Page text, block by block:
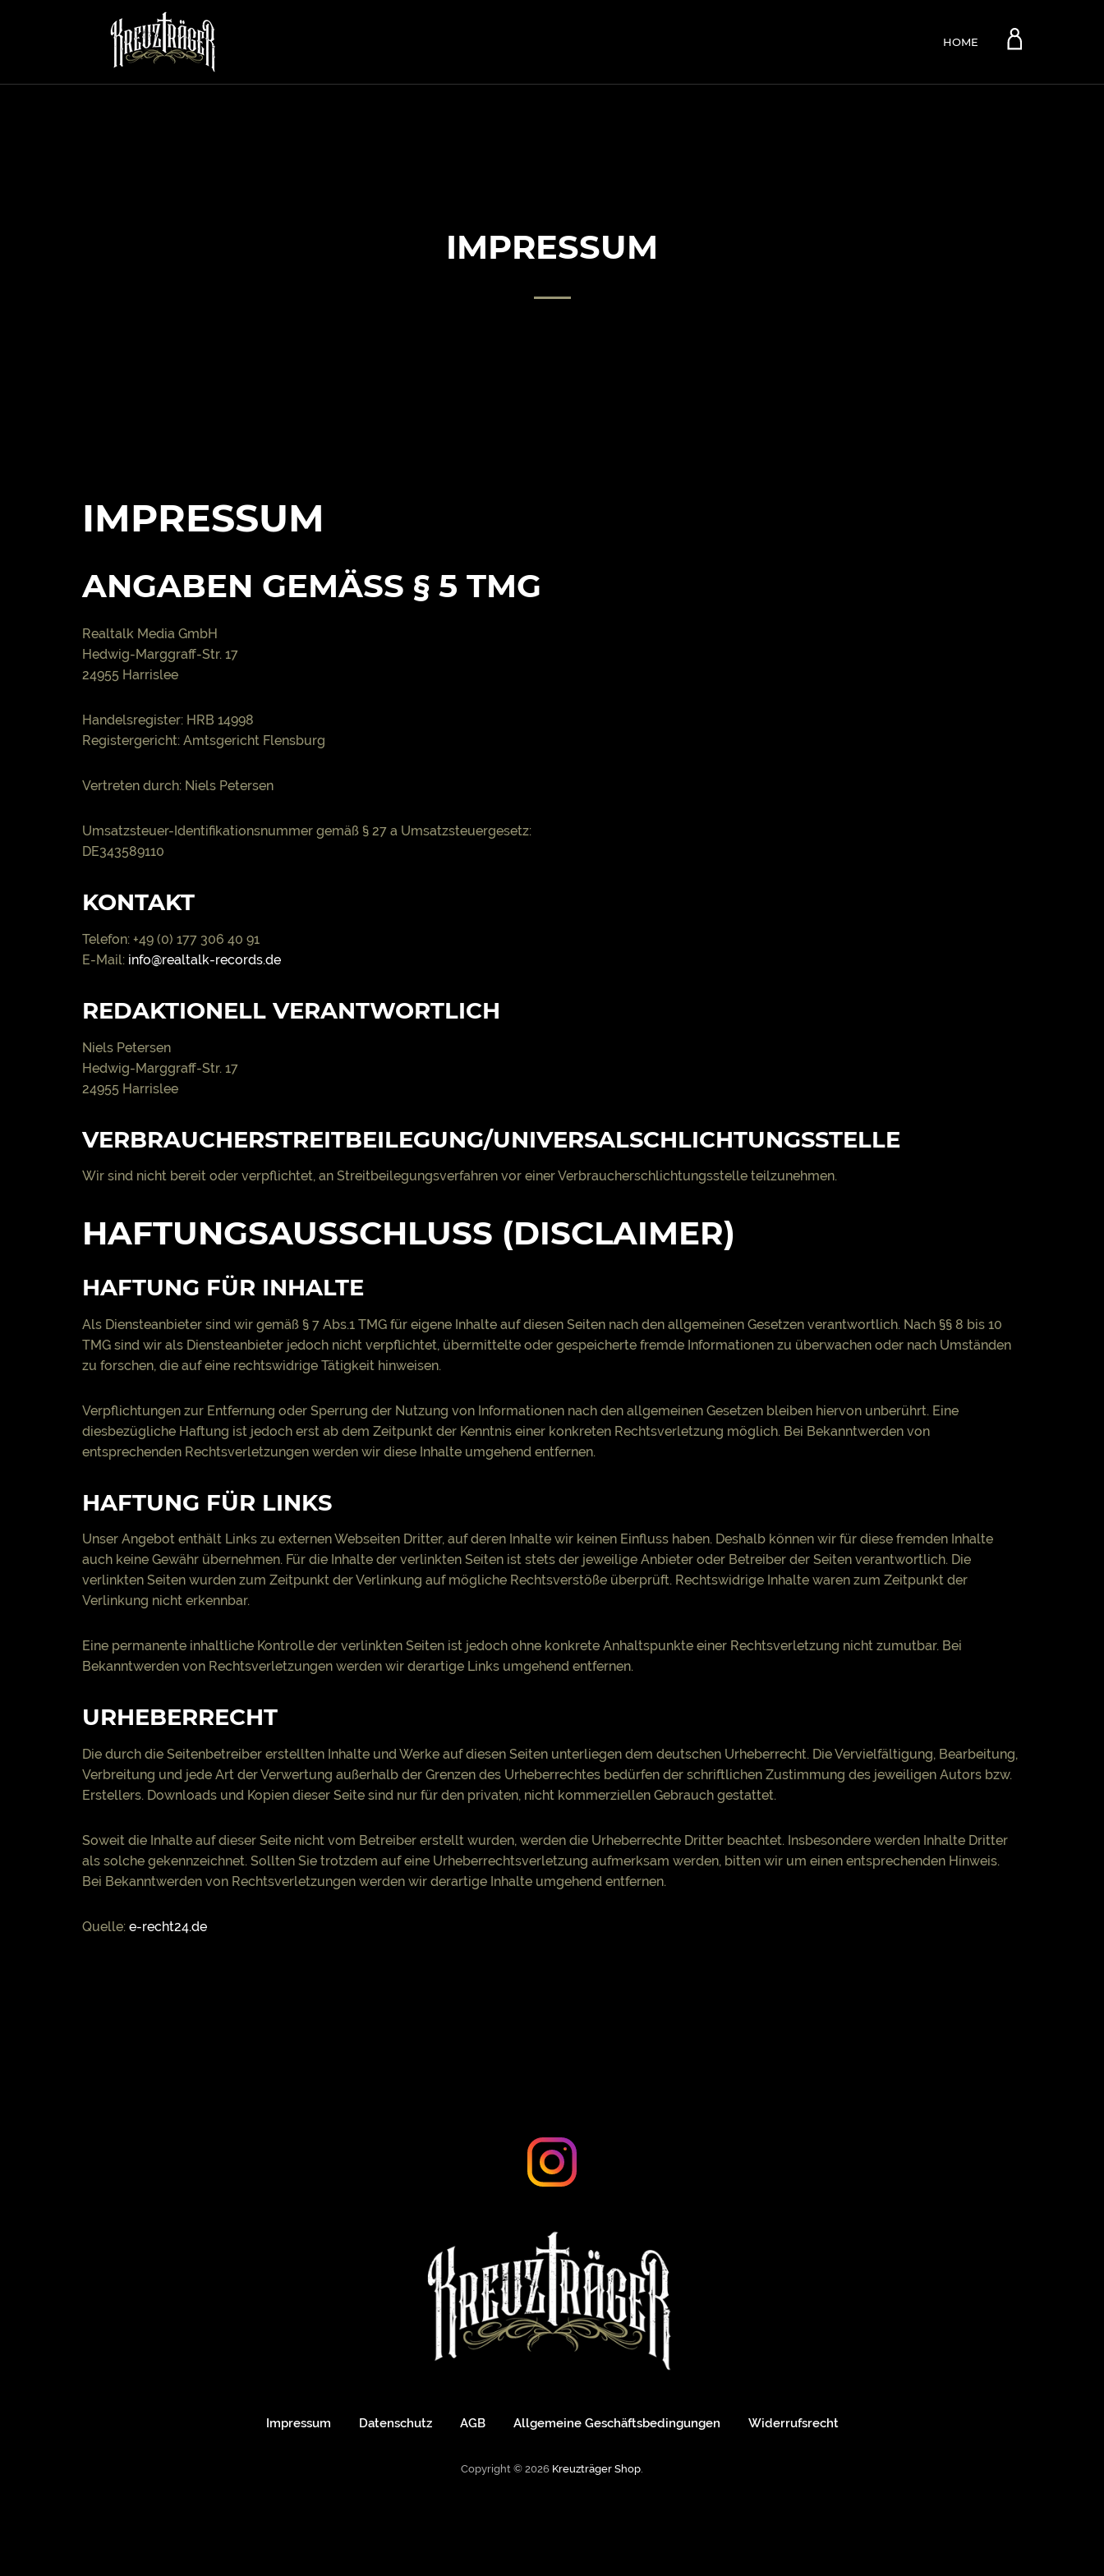
HOME Account
IMPRESSUM
IMPRESSUM
ANGABEN GEMÄSS § 5 TMG
Realtalk Media GmbH
Hedwig-Marggraff-Str. 17
24955 Harrislee
Handelsregister: HRB 14998
Registergericht: Amtsgericht Flensburg
Vertreten durch: Niels Petersen
Umsatzsteuer-Identifikationsnummer gemäß § 27 a Umsatzsteuergesetz:
DE343589110
KONTAKT
Telefon: +49 (0) 177 306 40 91
E-Mail: info@realtalk-records.de
REDAKTIONELL VERANTWORTLICH
Niels Petersen
Hedwig-Marggraff-Str. 17
24955 Harrislee
VERBRAUCHER­STREIT­BEILEGUNG/UNIVERSAL­SCHLICHTUNGS­STELLE
Wir sind nicht bereit oder verpflichtet, an Streitbeilegungsverfahren vor einer Verbraucherschlichtungsstelle teilzunehmen.
HAFTUNGSAUSSCHLUSS (DISCLAIMER)
HAFTUNG FÜR INHALTE
Als Diensteanbieter sind wir gemäß § 7 Abs.1 TMG für eigene Inhalte auf diesen Seiten nach den allgemeinen Gesetzen verantwortlich. Nach §§ 8 bis 10
TMG sind wir als Diensteanbieter jedoch nicht verpflichtet, übermittelte oder gespeicherte fremde Informationen zu überwachen oder nach Umständen
zu forschen, die auf eine rechtswidrige Tätigkeit hinweisen.
Verpflichtungen zur Entfernung oder Sperrung der Nutzung von Informationen nach den allgemeinen Gesetzen bleiben hiervon unberührt. Eine
diesbezügliche Haftung ist jedoch erst ab dem Zeitpunkt der Kenntnis einer konkreten Rechtsverletzung möglich. Bei Bekanntwerden von
entsprechenden Rechtsverletzungen werden wir diese Inhalte umgehend entfernen.
HAFTUNG FÜR LINKS
Unser Angebot enthält Links zu externen Webseiten Dritter, auf deren Inhalte wir keinen Einfluss haben. Deshalb können wir für diese fremden Inhalte
auch keine Gewähr übernehmen. Für die Inhalte der verlinkten Seiten ist stets der jeweilige Anbieter oder Betreiber der Seiten verantwortlich. Die
verlinkten Seiten wurden zum Zeitpunkt der Verlinkung auf mögliche Rechtsverstöße überprüft. Rechtswidrige Inhalte waren zum Zeitpunkt der
Verlinkung nicht erkennbar.
Eine permanente inhaltliche Kontrolle der verlinkten Seiten ist jedoch ohne konkrete Anhaltspunkte einer Rechtsverletzung nicht zumutbar. Bei
Bekanntwerden von Rechtsverletzungen werden wir derartige Links umgehend entfernen.
URHEBERRECHT
Die durch die Seitenbetreiber erstellten Inhalte und Werke auf diesen Seiten unterliegen dem deutschen Urheberrecht. Die Vervielfältigung, Bearbeitung,
Verbreitung und jede Art der Verwertung außerhalb der Grenzen des Urheberrechtes bedürfen der schriftlichen Zustimmung des jeweiligen Autors bzw.
Erstellers. Downloads und Kopien dieser Seite sind nur für den privaten, nicht kommerziellen Gebrauch gestattet.
Soweit die Inhalte auf dieser Seite nicht vom Betreiber erstellt wurden, werden die Urheberrechte Dritter beachtet. Insbesondere werden Inhalte Dritter
als solche gekennzeichnet. Sollten Sie trotzdem auf eine Urheberrechtsverletzung aufmerksam werden, bitten wir um einen entsprechenden Hinweis.
Bei Bekanntwerden von Rechtsverletzungen werden wir derartige Inhalte umgehend entfernen.
Quelle: e-recht24.de
Impressum Datenschutz AGB Allgemeine Geschäftsbedingungen Widerrufsrecht
Copyright © 2026 Kreuzträger Shop